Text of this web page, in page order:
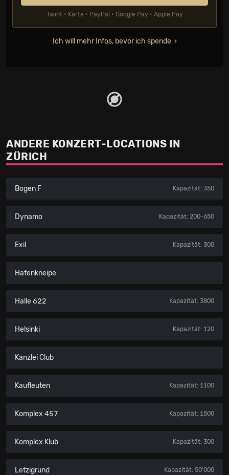
Twint • Karte • PayPal • Google Pay • Apple Pay
Ich will mehr Infos, bevor ich spende
ANDERE KONZERT-LOCATIONS IN
ZÜRICH
Bogen F Kapazität: 350
Dynamo Kapazität: 200-650
Exil Kapazität: 300
Hafenkneipe
Halle 622 Kapazität: 3800
Helsinki Kapazität: 120
Kanzlei Club
Kaufleuten Kapazität: 1100
Komplex 457 Kapazität: 1500
Komplex Klub Kapazität: 300
Letzigrund Kapazität: 50'000